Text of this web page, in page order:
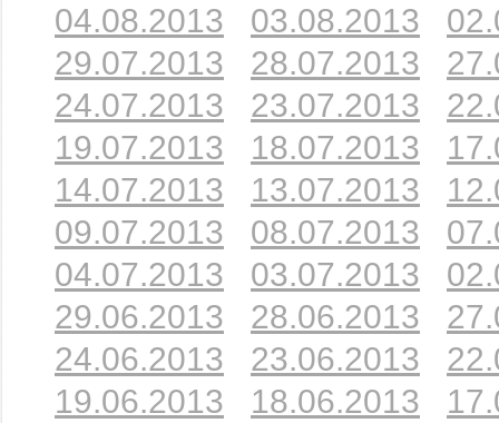
04.08.2013
03.08.2013
29.07.2013
28.07.2013
24.07.2013
23.07.2013
19.07.2013
18.07.2013
14.07.2013
13.07.2013
09.07.2013
08.07.2013
04.07.2013
03.07.2013
29.06.2013
28.06.2013
24.06.2013
23.06.2013
19.06.2013
18.06.2013